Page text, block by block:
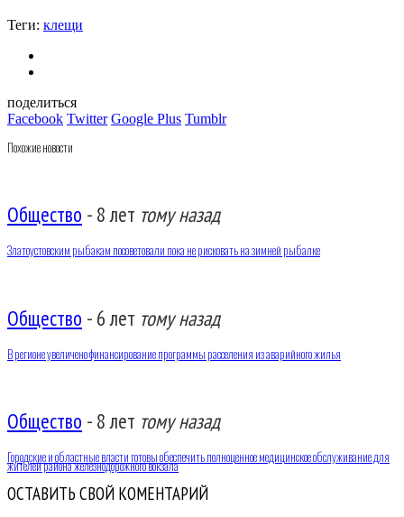
Теги: клещи
поделиться
Facebook Twitter Google Plus Tumblr
Похожие новости
Общество - 8 лет тому назад
Златоустовским рыбакам посоветовали пока не рисковать на зимней рыбалке
Общество - 6 лет тому назад
В регионе увеличено финансирование программы расселения из аварийного жилья
Общество - 8 лет тому назад
Городские и областные власти готовы обеспечить полноценное медицинское обслуживание для
жителей района железнодорожного вокзала
ОСТАВИТЬ СВОЙ КОМЕНТАРИЙ